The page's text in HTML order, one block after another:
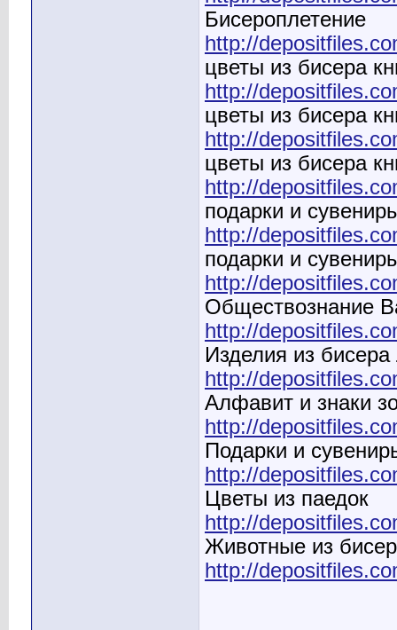
Бисероплетение
http://
цветы из бисера
http://
цветы из бисера
http://
цветы из бисера
http://
подарки и
http://
подарки и
http://
Обществознание
http://
Изделия из
http://
Алфавит и знаки
http://
Подарки и
http://
Цветы из паедок
http://
Животные из
http://